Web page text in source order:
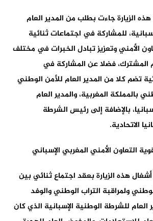
الزيارة جاءت بطلب من المدير العام
للمشاركة في اجتماعات ثنائية
الأمني وتعزيز تبادل الخبرات في مختلف
المشترك، فضلا عن المشاركة في
تضم كلا من المدير العام للأمن الوطني
بالمملكة المغربية، والمدير العام
بالإضافة إلى رئيس الشرطة
الاتحادية.
التعاون الأمني المغربي الإسباني
هذه الزيارة بعقد اجتماع ثنائي بين
ولمراقبة التراب الوطني والوفد
العام للشرطة الوطنية الإسبانية الذي كان